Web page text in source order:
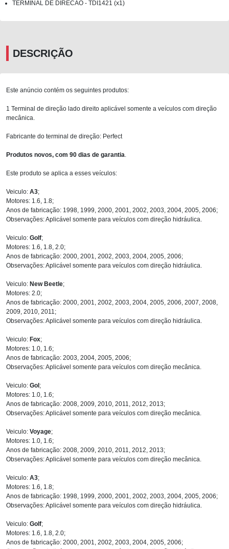
TERMINAL DE DIRECAO - TDI1421 (x1)
DESCRIÇÃO
Este anúncio contém os seguintes produtos:
1 Terminal de direção lado direito aplicável somente a veículos com direção
mecânica.
Fabricante do terminal de direção: Perfect
Produtos novos, com 90 dias de garantia
Este produto se aplica a esses veículos:
Veiculo: A3;
Motores: 1.6, 1.8;
Anos de fabricação: 1998, 1999, 2000, 2001, 2002, 2003, 2004, 2005, 2006;
Observações: Aplicável somente para veículos com direção hidráulica.
Veiculo: Golf;
Motores: 1.6, 1.8, 2.0;
Anos de fabricação: 2000, 2001, 2002, 2003, 2004, 2005, 2006;
Observações: Aplicável somente para veículos com direção hidráulica.
Veiculo: New Beetle;
Motores: 2.0;
Anos de fabricação: 2000, 2001, 2002, 2003, 2004, 2005, 2006, 2007, 2008,
2009, 2010, 2011;
Observações: Aplicável somente para veículos com direção hidráulica.
Veiculo: Fox;
Motores: 1.0, 1.6;
Anos de fabricação: 2003, 2004, 2005, 2006;
Observações: Aplicável somente para veículos com direção mecânica.
Veiculo: Gol;
Motores: 1.0, 1.6;
Anos de fabricação: 2008, 2009, 2010, 2011, 2012, 2013;
Observações: Aplicável somente para veículos com direção mecânica.
Veiculo: Voyage;
Motores: 1.0, 1.6;
Anos de fabricação: 2008, 2009, 2010, 2011, 2012, 2013;
Observações: Aplicável somente para veículos com direção mecânica.
Veiculo: A3;
Motores: 1.6, 1.8;
Anos de fabricação: 1998, 1999, 2000, 2001, 2002, 2003, 2004, 2005, 2006;
Observações: Aplicável somente para veículos com direção hidráulica.
Veiculo: Golf;
Motores: 1.6, 1.8, 2.0;
Anos de fabricação: 2000, 2001, 2002, 2003, 2004, 2005, 2006;